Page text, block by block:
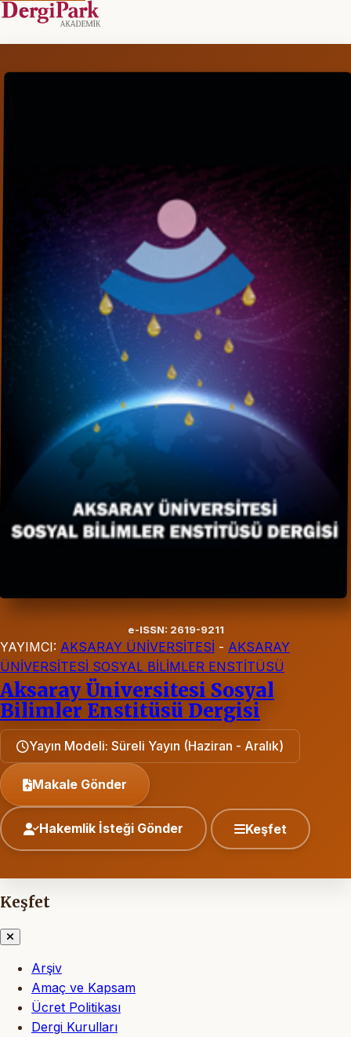
e-ISSN: 2619-9211
YAYIMCI: AKSARAY ÜNİVERSİTESİ - AKSARAY
ÜNİVERSİTESİ SOSYAL BİLİMLER ENSTİTÜSÜ
Aksaray Üniversitesi Sosyal
Bilimler Enstitüsü Dergisi
Yayın Modeli: Süreli Yayın (Haziran - Aralık)
Makale Gönder
Hakemlik İsteği Gönder Keşfet
Keşfet
Arşiv
Amaç ve Kapsam
Ücret Politikası
Dergi Kurulları